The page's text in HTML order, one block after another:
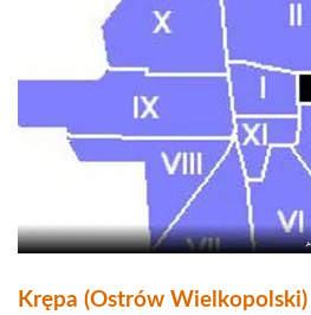
Krępa (Ostrów Wielkopolski)